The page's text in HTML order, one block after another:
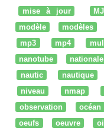
mise à jour
modèle
modèles
mp3
mp4
nanotube
nationale
nautic
nautique
niveau
nmap
observation
océan
oeufs
oeuvre